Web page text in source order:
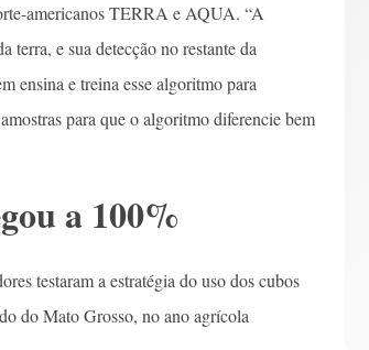
americanos TERRA e AQUA. “A
terra, e sua detecção no restante da
ensina e treina esse algoritmo para
para que o algoritmo diferencie bem
a 100%
testaram a estratégia do uso dos cubos
do Mato Grosso, no ano agrícola